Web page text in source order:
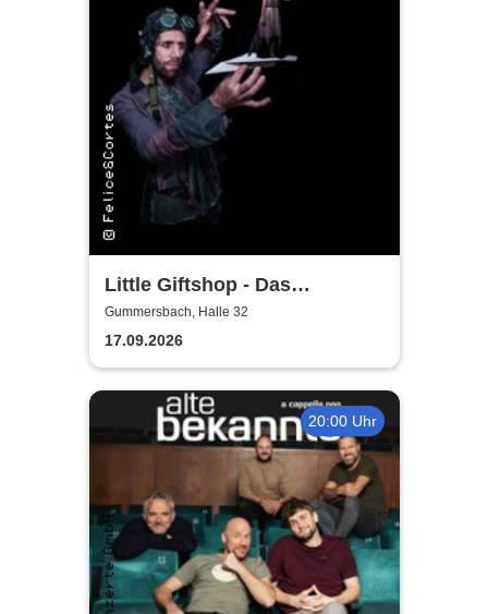
Little Giftshop - Das
zauberhafte Antiquariat der
Geschichten
Gummersbach, Halle 32
17.09.2026
20:00 Uhr